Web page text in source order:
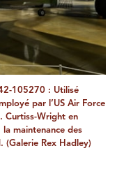
105270 : Utilisé
par l’US Air Force
Curtiss-Wright en
maintenance des
(Galerie Rex Hadley)